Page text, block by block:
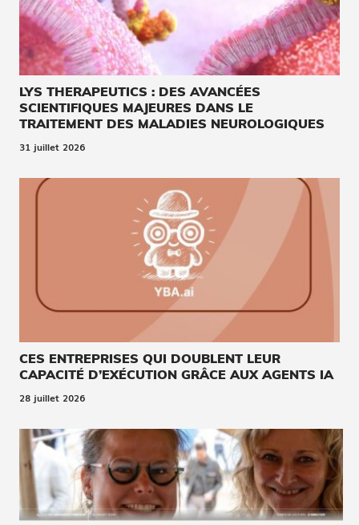
LYS THERAPEUTICS : DES AVANCÉES
SCIENTIFIQUES MAJEURES DANS LE
TRAITEMENT DES MALADIES NEUROLOGIQUES
31 juillet 2026
CES ENTREPRISES QUI DOUBLENT LEUR
CAPACITÉ D’EXÉCUTION GRÂCE AUX AGENTS IA
28 juillet 2026